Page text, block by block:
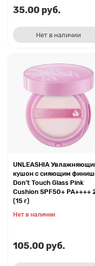
35.00 руб.
Нет в наличии
UNLEASHIA
кушон с сияющим
Don't Touch Glass Pink
Cushion SPF50+ PA++++
(15 г)
Нет в наличии
105.00 руб.